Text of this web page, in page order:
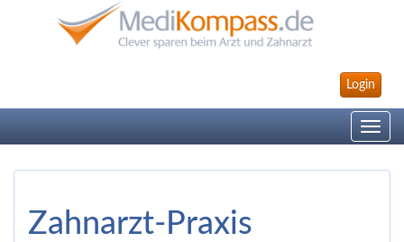
Login
Toggle
Zahnarzt-Praxis